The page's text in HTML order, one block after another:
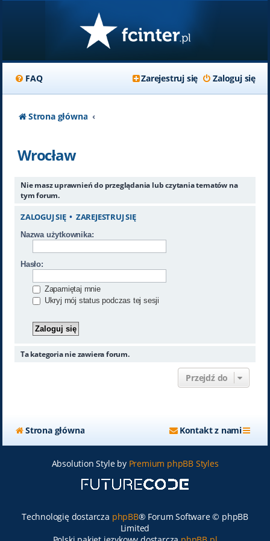
FAQ Zaloguj się
Zarejestruj się
Strona główna
Wrocław
Nie masz uprawnień do przeglądania lub czytania tematów na
tym forum.
ZALOGUJ SIĘ• ZAREJESTRUJ SIĘ
Nazwa użytkownika:
Hasło:
Zapamiętaj mnie
Ukryj mój status podczas tej sesji
Ta kategoria nie zawiera forum.
Przejdź do
Strona główna Kontakt z nami
Absolution Style by Premium phpBB Styles
Technologię dostarcza phpBB® Forum Software © phpBB
Limited